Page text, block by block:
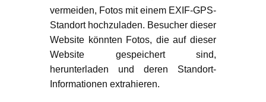
vermeiden, Fotos mit einem EXIF-GPS-
Standort hochzuladen. Besucher dieser
Website könnten Fotos, die auf dieser
Website gespeichert sind,
herunterladen und deren Standort-
Informationen extrahieren.